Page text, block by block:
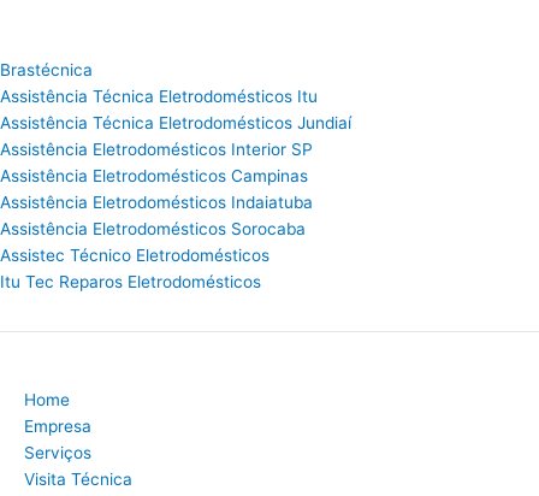
Brastécnica
Assistência Técnica Eletrodomésticos Itu
Assistência Técnica Eletrodomésticos Jundiaí
Assistência Eletrodomésticos Interior SP
Assistência Eletrodomésticos Campinas
Assistência Eletrodomésticos Indaiatuba
Assistência Eletrodomésticos Sorocaba
Assistec Técnico Eletrodomésticos
Itu Tec Reparos Eletrodomésticos
Home
Empresa
Serviços
Visita Técnica